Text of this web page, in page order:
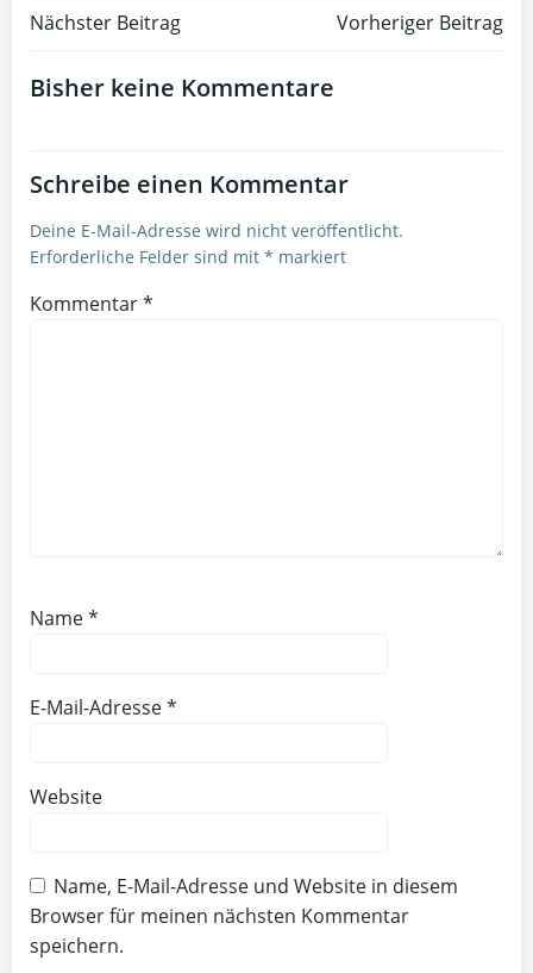
Post
navigation
Nächster Beitrag
Post
navigation
Vorheriger Beitrag
Bisher keine Kommentare
Schreibe einen Kommentar
Deine E-Mail-Adresse wird nicht veröffentlicht.
Erforderliche Felder sind mit * markiert
Kommentar*
Name*
E-Mail-Adresse*
Website
Name, E-Mail-Adresse und Website in diesem
Browser für meinen nächsten Kommentar
speichern.